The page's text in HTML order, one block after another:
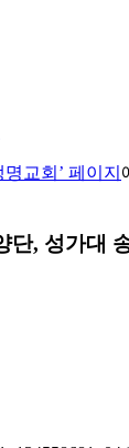
교회’ 페이지
단, 성가대